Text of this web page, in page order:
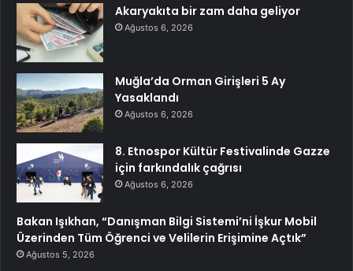
Akaryakıta bir zam daha geliyor
Ağustos 6, 2026
Muğla’da Orman Girişleri 5 Ay
Yasaklandı
Ağustos 6, 2026
8. Etnospor Kültür Festivalinde Gazze
için farkındalık çağrısı
Ağustos 6, 2026
Bakan Işıkhan, “Danışman Bilgi Sistemi’ni İşkur Mobil
Üzerinden Tüm Öğrenci ve Velilerin Erişimine Açtık”
Ağustos 5, 2026